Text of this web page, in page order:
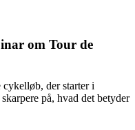
om Tour de
cykelløb, der starter i
på, hvad det betyder